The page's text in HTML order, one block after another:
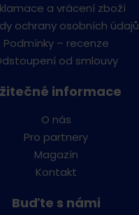
a vrácení zboží
ochrany osobních údajů
Podmínky – recenze
od smlouvy
informace
O nás
Pro partnery
Magazín
Kontakt
Buďte s námi